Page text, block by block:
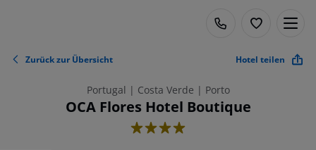
Zurück zur Übersicht Hotel teilen
Portugal | Costa Verde | Porto
OCA Flores Hotel Boutique
4